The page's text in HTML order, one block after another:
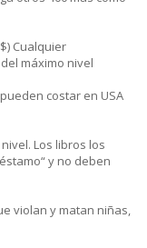
Cualquier
máximo nivel
pueden costar en USA
Los libros los
y no deben
violan y matan niñas,